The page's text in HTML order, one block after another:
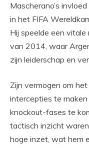
Mascherano’s
in het FIFA
Hij speelde een
van 2014, waar
zijn leiderschap en
Zijn vermogen om
intercepties te
knockout-fases te
tactisch inzicht
hoge inzet, wat hem